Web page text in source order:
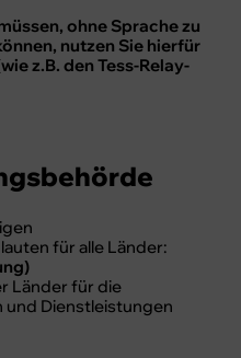
ohne Sprache zu
nutzen Sie hierfür
z.B. den Tess-Relay-
für alle Länder:
Länder für die
Dienstleistungen